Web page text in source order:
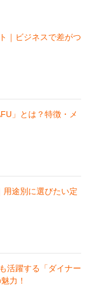
｜ビジネスで差がつ
」とは？特徴・メ
途別に選びたい定
活躍する「ダイナー
力！